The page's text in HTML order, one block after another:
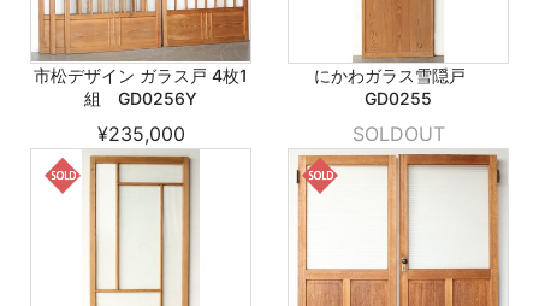
市松デザイン ガラス戸 4枚1
組 GD0256Y
¥235,000
にかわガラス雪隠戸
GD0255
SOLDOUT